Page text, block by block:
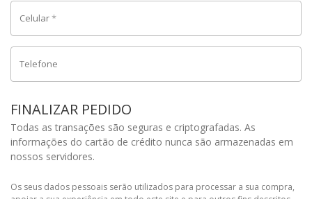
Celular*
Telefone
FINALIZAR PEDIDO
Todas as transações são seguras e criptografadas. As
informações do cartão de crédito nunca são armazenadas em
nossos servidores.
Os seus dados pessoais serão utilizados para processar a sua compra,